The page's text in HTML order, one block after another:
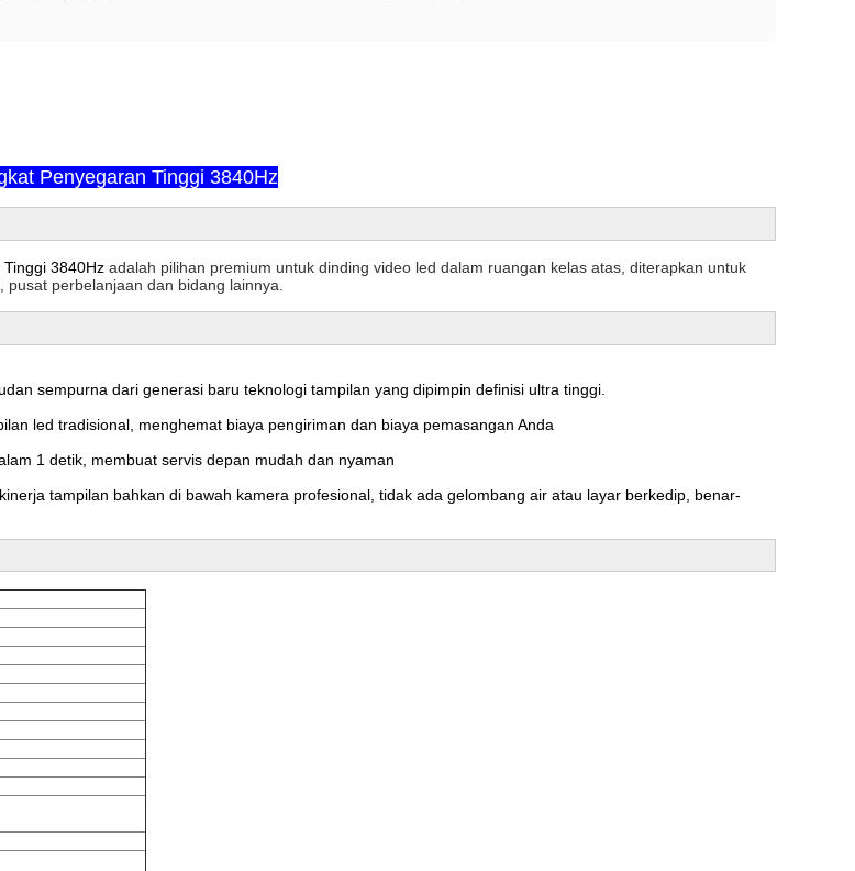
Penyegaran Tinggi 3840Hz
3840Hz adalah pilihan premium untuk dinding video led dalam ruangan kelas atas, diterapkan untuk
perbelanjaan dan bidang lainnya.
sempurna dari generasi baru teknologi tampilan yang dipimpin definisi ultra tinggi.
led tradisional, menghemat biaya pengiriman dan biaya pemasangan Anda
1 detik, membuat servis depan mudah dan nyaman
tampilan bahkan di bawah kamera profesional, tidak ada gelombang air atau layar berkedip, benar-